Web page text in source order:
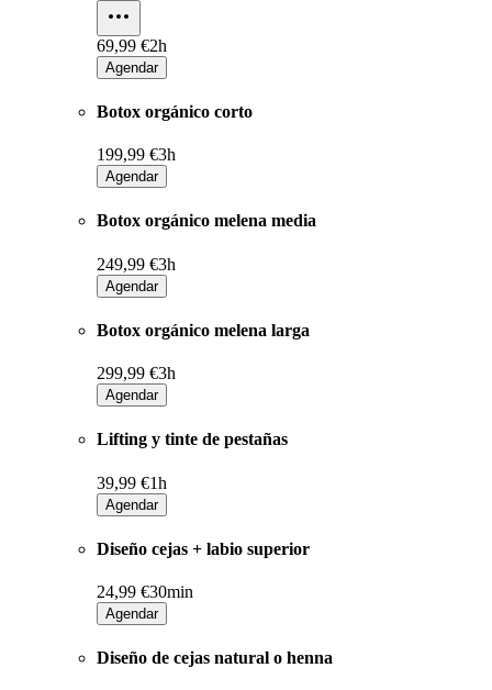
69,99 €2h
Agendar
Botox orgánico corto
199,99 €3h
Agendar
Botox orgánico melena media
249,99 €3h
Agendar
Botox orgánico melena larga
299,99 €3h
Agendar
Lifting y tinte de pestañas
39,99 €1h
Agendar
Diseño cejas + labio superior
24,99 €30min
Agendar
Diseño de cejas natural o henna